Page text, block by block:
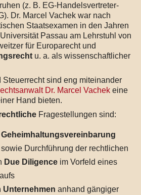
(z. B. EG-Handelsvertreter-
Dr. Marcel Vachek war nach
Staatsexamen in den Jahren
Passau am Lehrstuhl von
für Europarecht und
u. a. als wissenschaftlicher
Steuerrecht sind eng miteinander
Dr. Marcel Vachek eine
Hand bieten.
Fragestellungen sind:
Geheimhaltungsvereinbarung
Durchführung der rechtlichen
Due Diligence im Vorfeld eines
Unternehmen anhand gängiger